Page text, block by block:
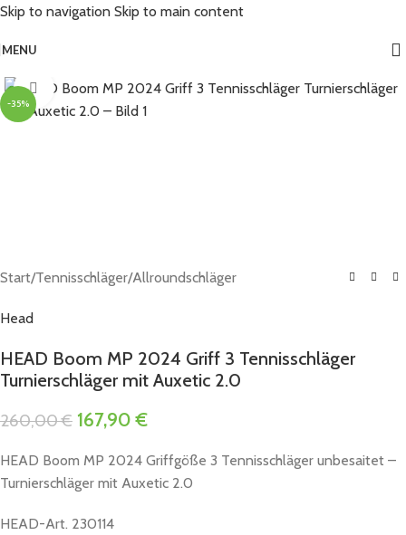
Skip to navigation Skip to main content
MENU
-35%
Click to enlarge
Start/Tennisschläger/Allroundschläger
Head
HEAD Boom MP 2024 Griff 3 Tennisschläger
Turnierschläger mit Auxetic 2.0
260,00€ 167,90€
HEAD Boom MP 2024 Griffgöße 3 Tennisschläger unbesaitet –
Turnierschläger mit Auxetic 2.0
HEAD-Art. 230114